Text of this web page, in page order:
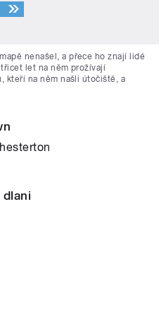
nenašel, a přece ho znají lidé
let na něm prožívají
kteří na něm našli útočiště, a